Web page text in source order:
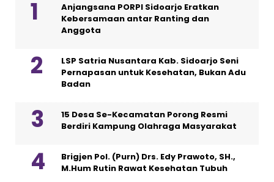
Anjangsana PORPI Sidoarjo Eratkan
Kebersamaan antar Ranting dan
Anggota
LSP Satria Nusantara Kab. Sidoarjo Seni
Pernapasan untuk Kesehatan, Bukan Adu
Badan
15 Desa Se-Kecamatan Porong Resmi
Berdiri Kampung Olahraga Masyarakat
Brigjen Pol. (Purn) Drs. Edy Prawoto, SH.,
M.Hum Rutin Rawat Kesehatan Tubuh